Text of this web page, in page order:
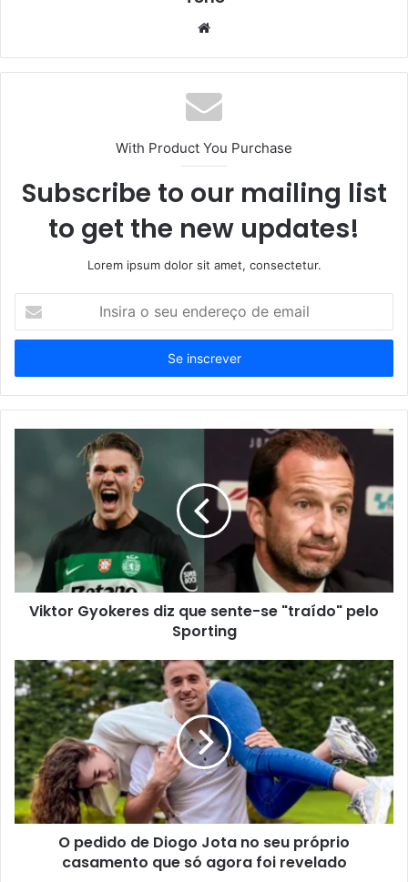
Website
With Product You Purchase
Subscribe to our mailing list
to get the new updates!
Lorem ipsum dolor sit amet, consectetur.
seu
de
email
Viktor Gyokeres diz que sente-se "traído" pelo
Sporting
O pedido de Diogo Jota no seu próprio
casamento que só agora foi revelado